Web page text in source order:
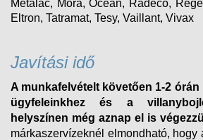
Metalac, Mora, Ocean, Radeco,
Eltron, Tatramat, Tesy, Vaillant, Vivax
Javítási idő
A munkafelvételt követően 1-2
ügyfeleinkhez és a
helyszínen még aznap el is
márkaszervízeknél elmondható, hogy